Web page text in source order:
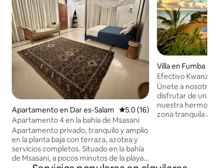
Apartamento en Dar es-Salam Calificación promedio: 5.0 de
5.0 (16)
Apartamento 4 en la bahía de Msasani
Apartamento privado, tranquilo y amplio
en la planta baja con terraza, azotea y
servicios completos. Situado en la bahía
de Msasani, a pocos minutos de la playa y
Villa en Fumba
Efectivo Kwanza -
Únete a nosotros
disfrutar de una
nuestra hermosa
zona tranquila a